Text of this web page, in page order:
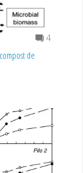
4
de